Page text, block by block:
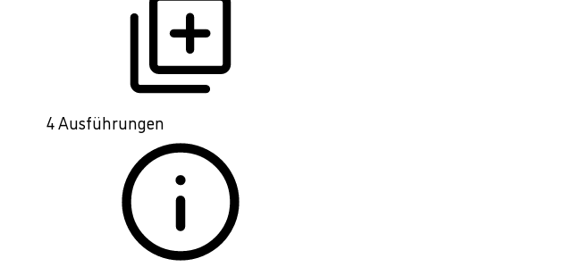
4 Ausführungen